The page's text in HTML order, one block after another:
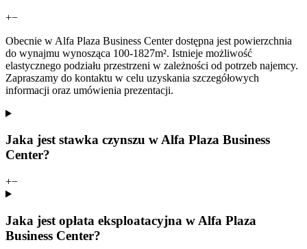
+−
Obecnie w Alfa Plaza Business Center dostępna jest powierzchnia
do wynajmu wynosząca 100-1827m². Istnieje możliwość
elastycznego podziału przestrzeni w zależności od potrzeb najemcy.
Zapraszamy do kontaktu w celu uzyskania szczegółowych
informacji oraz umówienia prezentacji.
Jaka jest stawka czynszu w Alfa Plaza Business
Center?
+−
Jaka jest opłata eksploatacyjna w Alfa Plaza
Business Center?